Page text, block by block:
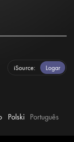
iSource Logar
Polski Português